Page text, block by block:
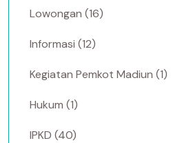
Lowongan (16)
Informasi (12)
Kegiatan Pemkot Madiun (1)
Hukum (1)
IPKD (40)